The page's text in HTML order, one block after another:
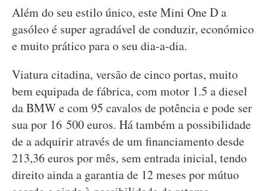
Além do seu estilo único, este Mini One D a
gasóleo é super agradável de conduzir, económico
e muito prático para o seu dia-a-dia.
Viatura citadina, versão de cinco portas, muito
bem equipada de fábrica, com motor 1.5 a diesel
da BMW e com 95 cavalos de potência e pode ser
sua por 16 500 euros. Há também a possibilidade
de a adquirir através de um financiamento desde
213,36 euros por mês, sem entrada inicial, tendo
direito ainda a garantia de 12 meses por mútuo